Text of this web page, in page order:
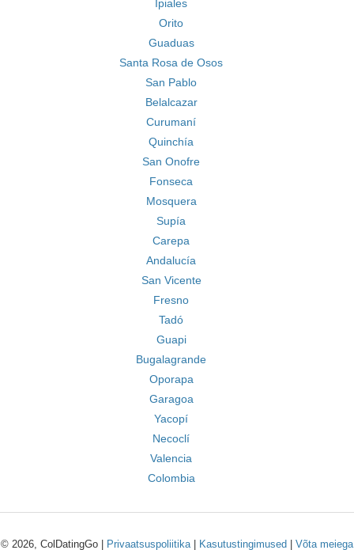
Ipiales
Orito
Guaduas
Santa Rosa de Osos
San Pablo
Belalcazar
Curumaní
Quinchía
San Onofre
Fonseca
Mosquera
Supía
Carepa
Andalucía
San Vicente
Fresno
Tadó
Guapi
Bugalagrande
Oporapa
Garagoa
Yacopí
Necoclí
Valencia
Colombia
© 2026, ColDatingGo | Privaatsuspoliitika| Kasutustingimused Võta meiega